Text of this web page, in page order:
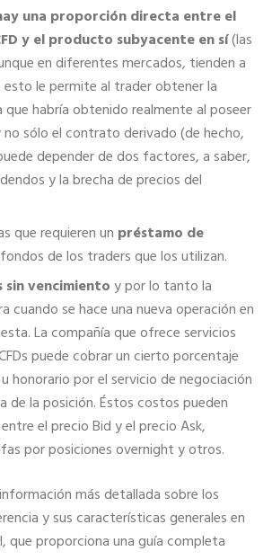
una proporción directa entre el
y el producto subyacente en sí(las
en diferentes mercados, tienden a
esto le permite al trader obtener la
que habría obtenido realmente al poseer
sólo el contrato derivado (de hecho,
depender de dos factores, a saber,
y la brecha de precios del
que requieren un préstamo de
de los traders que los utilizan.
vencimientoy por lo tanto la
cuando se hace una nueva operación en
La compañía que ofrece servicios
puede cobrar un cierto porcentaje
honorario por el servicio de negociación
de la posición. Éstos costos pueden
el precio Bid y el precio Ask,
por posiciones overnight y otros.
más detallada sobre los
y sus características generales en
que proporciona una guía completa